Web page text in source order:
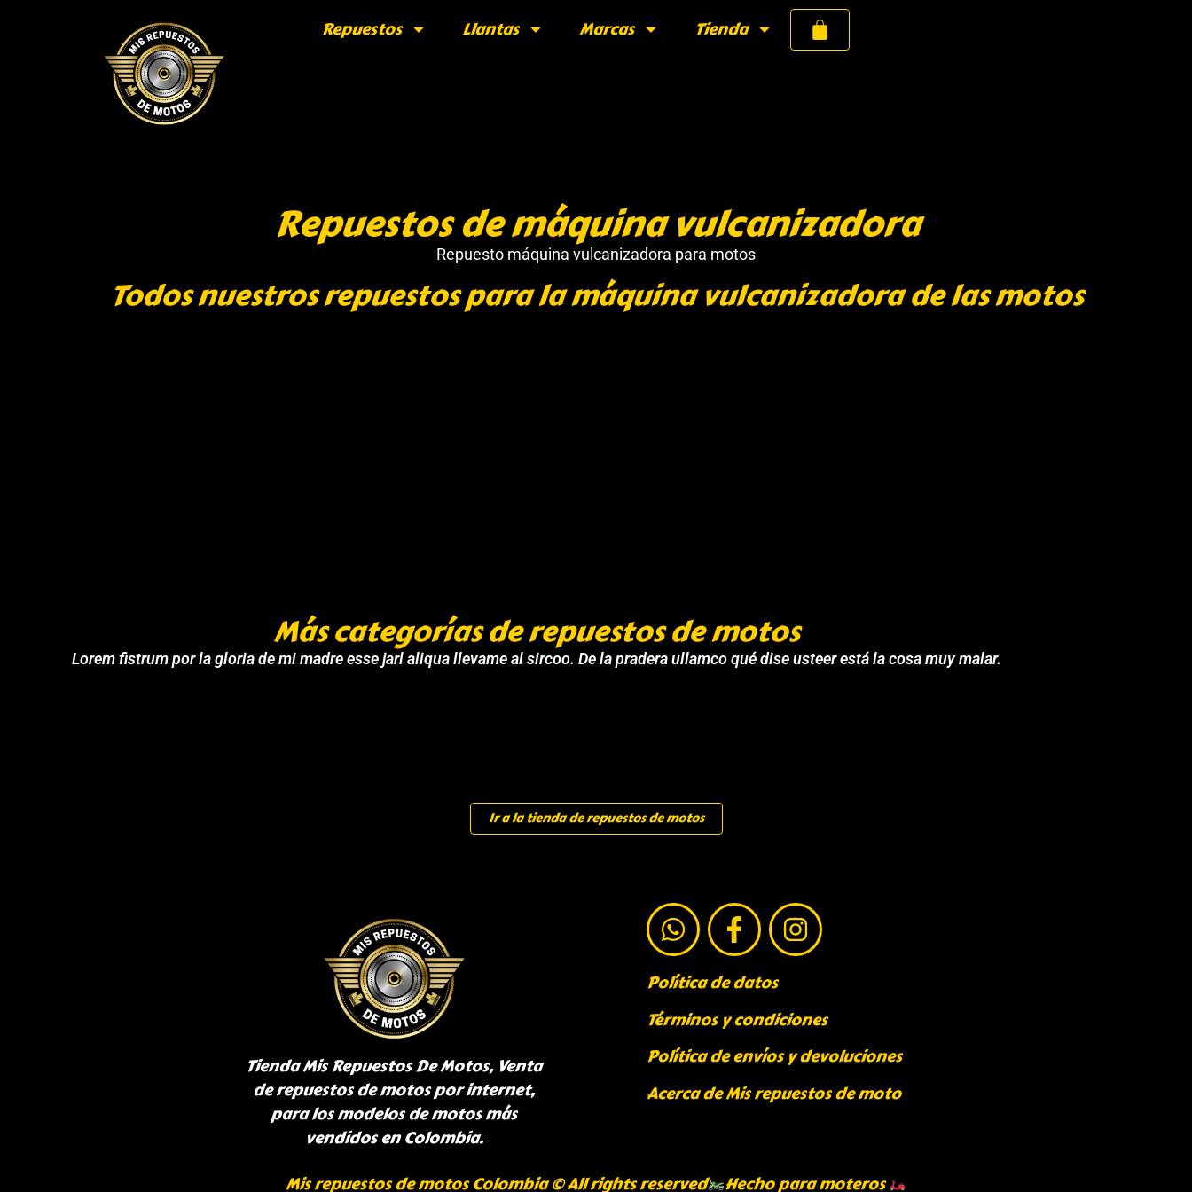
Repuestos Llantas Marcas Tienda
Repuestos de máquina vulcanizadora
Repuesto máquina vulcanizadora para motos
Todos nuestros repuestos para la máquina vulcanizadora de las motos
Más categorías de repuestos de motos
Lorem fistrum por la gloria de mi madre esse jarl aliqua llevame al sircoo. De la pradera ullamco qué dise usteer está la cosa muy malar.
Ir a la tienda de repuestos de motos
Tienda Mis Repuestos De Motos, Venta
de repuestos de motos por internet,
para los modelos de motos más
vendidos en Colombia.
Política de datos
Términos y condiciones
Política de envíos y devoluciones
Acerca de Mis repuestos de moto
Mis repuestos de motos Colombia © All rights reserved Hecho para moteros